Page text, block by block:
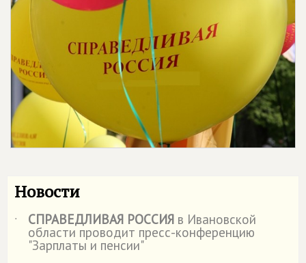
Новости
˙ СПРАВЕДЛИВАЯ РОССИЯ в Ивановской
области проводит пресс-конференцию
"Зарплаты и пенсии"